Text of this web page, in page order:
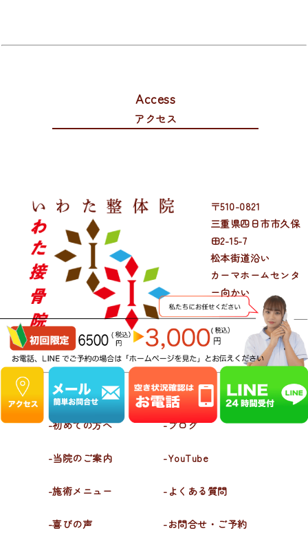
Access
アクセス
〒510-0821
三重県四日市市久保
田2-15-7
松本街道沿い
カーマホームセンタ
ー向かい
-初めての方へ
-当院のご案内
-施術メニュー
-喜びの声
-ブログ
-YouTube
-よくある質問
-お問合せ・ご予約